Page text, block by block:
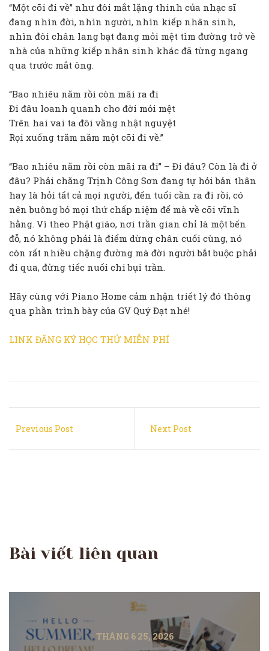
“Một cõi đi về” như đôi mắt lặng thinh của nhạc sĩ
đang nhìn đời, nhìn người, nhìn kiếp nhân sinh,
nhìn đôi chân lang bạt đang mỏi mệt tìm đường trở về
nhà của những kiếp nhân sinh khác đã từng ngang
qua trước mắt ông.
“Bao nhiêu năm rồi còn mãi ra đi
Đi đâu loanh quanh cho đời mỏi mệt
Trên hai vai ta đôi vầng nhật nguyệt
Rọi xuống trăm năm một cõi đi về.”
“Bao nhiêu năm rồi còn mãi ra đi” – Đi đâu? Còn là đi ở
đâu? Phải chăng Trịnh Công Sơn đang tự hỏi bản thân
hay là hỏi tất cả mọi người, đến tuổi cần ra đi rồi, có
nên buông bỏ mọi thứ chấp niệm để mà về cõi vĩnh
hằng. Vì theo Phật giáo, nơi trần gian chỉ là một bến
đỗ, nó không phải là điểm dừng chân cuối cùng, nó
còn rất nhiều chặng đường mà đời người bắt buộc phải
đi qua, đừng tiếc nuối chi bụi trần.
Hãy cùng với Piano Home cảm nhận triết lý đó thông
qua phần trình bày của GV Quý Đạt nhé!
LINK ĐĂNG KÝ HỌC THỬ MIỄN PHÍ
Previous Post Next Post
Bài viết liên quan
THÁNG 6 25, 2026